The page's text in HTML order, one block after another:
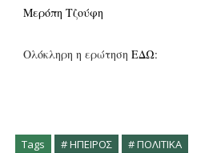
Μερόπη Τζούφη
Oλόκληρη η ερώτηση ΕΔΩ:
Tags # ΗΠΕΙΡΟΣ # ΠΟΛΙΤΙΚΑ